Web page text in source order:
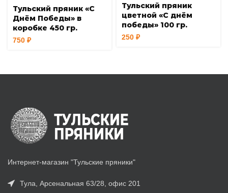
Тульский пряник «С
Днём Победы» в
коробке 450 гр.
750 ₽
Тульский пряник
цветной «С днём
победы» 100 гр.
250 ₽
Интернет-магазин "Тульские пряники"
Тула, Арсенальная 63/28, офис 201